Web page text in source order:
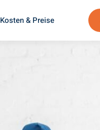
Kosten & Preise